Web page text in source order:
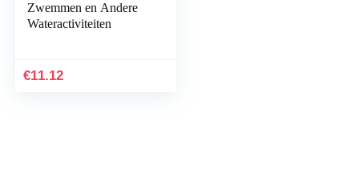
Zwemmen en Andere
Wateractiviteiten
€11.12